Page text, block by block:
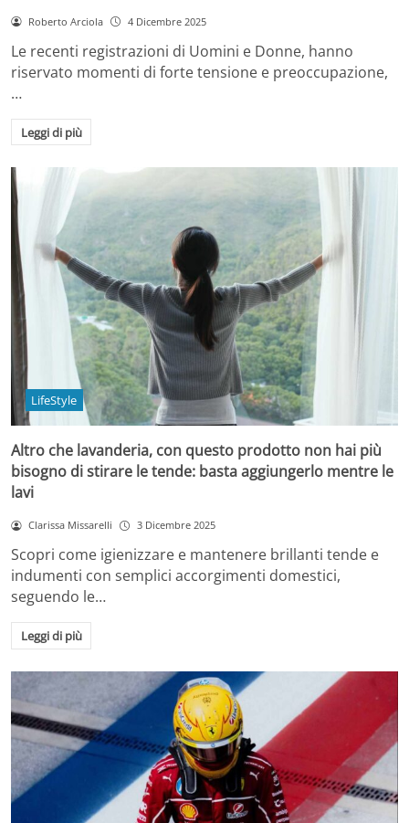
Roberto Arciola 4 Dicembre 2025
Le recenti registrazioni di Uomini e Donne, hanno
riservato momenti di forte tensione e preoccupazione,
…
Leggi di più
LifeStyle
Altro che lavanderia, con questo prodotto non hai più
bisogno di stirare le tende: basta aggiungerlo mentre le
lavi
Clarissa Missarelli 3 Dicembre 2025
Scopri come igienizzare e mantenere brillanti tende e
indumenti con semplici accorgimenti domestici,
seguendo le…
Leggi di più